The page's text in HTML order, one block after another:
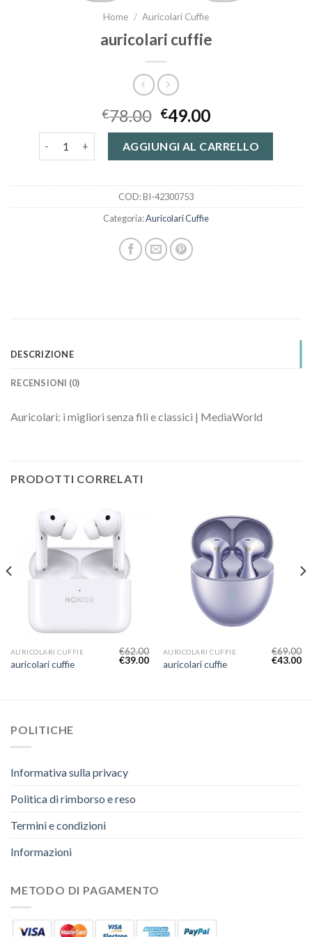
Home / Auricolari Cuffie
auricolari cuffie
€78.00 €49.00
AGGIUNGI AL CARRELLO
COD:BI-42300753
Categoria:Auricolari Cuffie
DESCRIZIONE
RECENSIONI (0)
Auricolari: i migliori senza fili e classici | MediaWorld
PRODOTTI CORRELATI
AURICOLARI CUFFIE
auricolari cuffie
€62.00
€39.00
AURICOLARI CUFFIE
auricolari cuffie
€69.00
€43.00
POLITICHE
Informativa sulla privacy
Politica di rimborso e reso
Termini e condizioni
Informazioni
METODO DI PAGAMENTO